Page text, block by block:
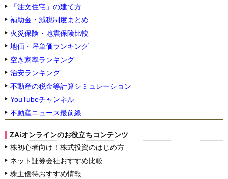
「注文住宅」の建て方
補助金・減税制度まとめ
火災保険・地震保険比較
地価・坪単価ランキング
空き家率ランキング
治安ランキング
不動産の税金等計算シミュレーション
YouTubeチャンネル
不動産ニュース最前線
ZAiオンラインのお役立ちコンテンツ
株初心者向け！株式投資のはじめ方
ネット証券会社おすすめ比較
株主優待おすすめ情報